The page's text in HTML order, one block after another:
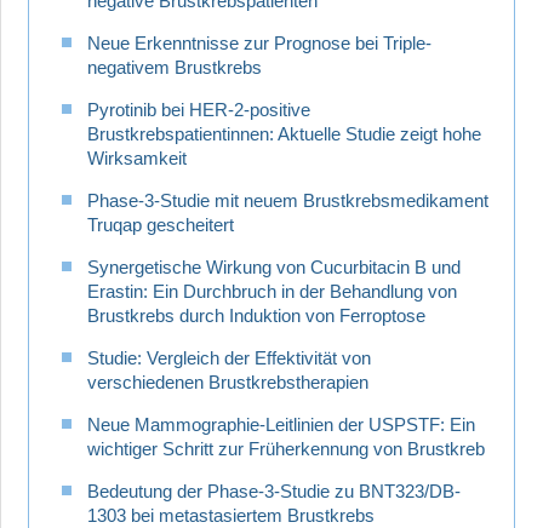
Neue Erkenntnisse zur Prognose bei Triple-
negativem Brustkrebs
Pyrotinib bei HER-2-positive
Brustkrebspatientinnen: Aktuelle Studie zeigt hohe
Wirksamkeit
Phase-3-Studie mit neuem Brustkrebsmedikament
Truqap gescheitert
Synergetische Wirkung von Cucurbitacin B und
Erastin: Ein Durchbruch in der Behandlung von
Brustkrebs durch Induktion von Ferroptose
Studie: Vergleich der Effektivität von
verschiedenen Brustkrebstherapien
Neue Mammographie-Leitlinien der USPSTF: Ein
wichtiger Schritt zur Früherkennung von Brustkreb
Bedeutung der Phase-3-Studie zu BNT323/DB-
1303 bei metastasiertem Brustkrebs